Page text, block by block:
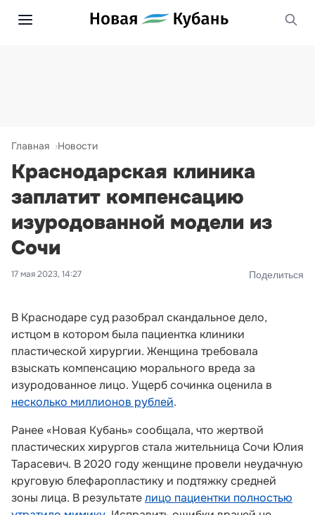
Главная Новости
Краснодарская клиника
заплатит компенсацию
изуродованной модели из
Сочи
17 мая 2023, 14:27 Поделиться
В Краснодаре суд разобрал скандальное дело,
истцом в котором была пациентка клиники
пластической хирургии. Женщина требовала
взыскать компенсацию морального вреда за
изуродованное лицо. Ущерб сочинка оценила в
несколько миллионов рублей.
Ранее «Новая Кубань» сообщала, что жертвой
пластических хирургов стала жительница Сочи Юлия
Тарасевич. В 2020 году женщине провели неудачную
круговую блефаропластику и подтяжку средней
зоны лица. В результателицо пациентки полностью